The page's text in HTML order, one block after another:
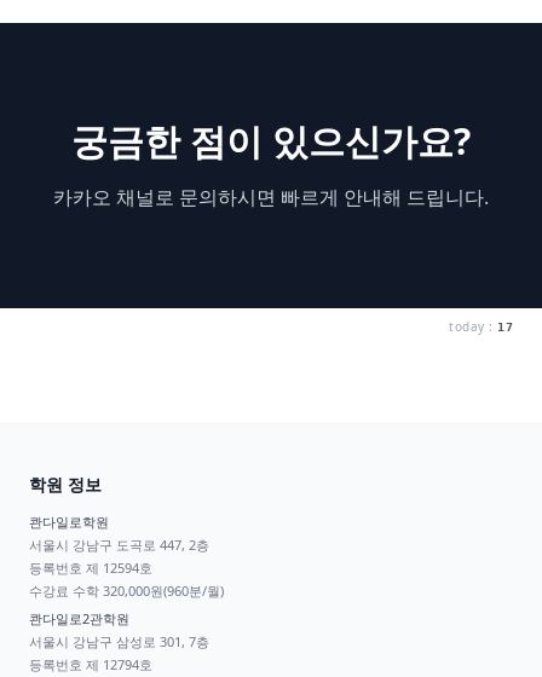
궁금한 점이 있으신가요?
카카오 채널로 문의하시면 빠르게 안내해 드립니다.
today : 17
학원 정보
콴다일로학원
서울시 강남구 도곡로 447, 2층
등록번호 제 12594호
수강료 수학 320,000원(960분/월)
콴다일로2관학원
서울시 강남구 삼성로 301, 7층
등록번호 제 12794호